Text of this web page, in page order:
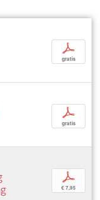
p
gratis
p
gratis
p
€ 7,95